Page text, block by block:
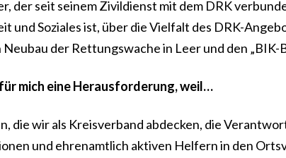
der seit seinem Zivildienst mit dem DRK
und Soziales ist, über die Vielfalt des DRK-
der Rettungswache in Leer und den „BIK-
mich eine Herausforderung, weil…
die wir als Kreisverband abdecken, die
und ehrenamtlich aktiven Helfern in den